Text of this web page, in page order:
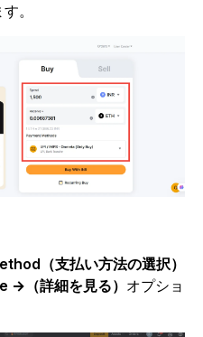
。
（支払い方法の選択）
→（詳細を見る） オプショ